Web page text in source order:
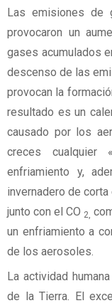
Las emisiones de
provocaron un
gases acumulados
descenso de las
provocan la
resultado es un
causado por los
creces cualquier
enfriamiento y,
invernadero de
junto con el CO 2,
un enfriamiento a
de los aerosoles.
La actividad
de la Tierra. El